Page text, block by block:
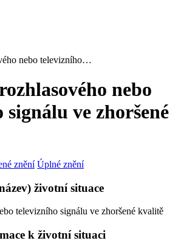
nebo televizního…
nebo
ve zhoršené
znění Úplné znění
životní situace
televizního signálu ve zhoršené kvalitě
k životní situaci